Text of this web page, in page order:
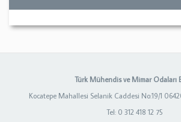
Türk Mühendis ve Mimar Odaları
Kocatepe Mahallesi Selanik Caddesi No:19/1
Tel: 0 312 418 12 75